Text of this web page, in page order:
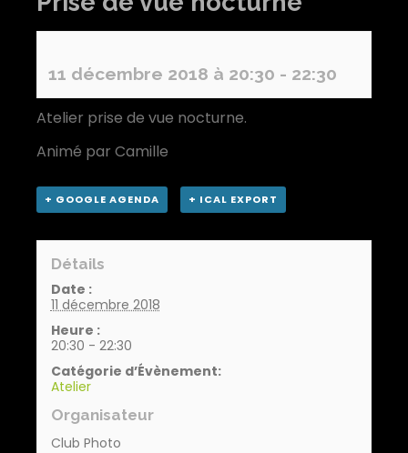
11 décembre 2018 à 20:30 - 22:30
Atelier prise de vue nocturne.
Animé par Camille
+ GOOGLE AGENDA + ICAL EXPORT
Détails
Date :
11 décembre 2018
Heure :
20:30 - 22:30
Catégorie d’Évènement:
Atelier
Organisateur
Club Photo